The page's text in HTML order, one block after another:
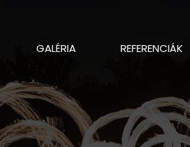
GALÉRIA REFERENCIÁK